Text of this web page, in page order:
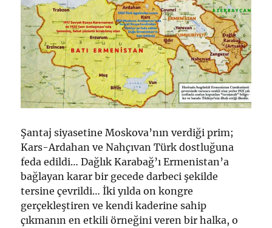
Şantaj siyasetine Moskova’nın verdiği prim;
Kars-Ardahan ve Nahçıvan Türk dostluğuna
feda edildi… Dağlık Karabağ’ı Ermenistan’a
bağlayan karar bir gecede darbeci şekilde
tersine çevrildi… İki yılda on kongre
gerçekleştiren ve kendi kaderine sahip
çıkmanın en etkili örneğini veren bir halka, o